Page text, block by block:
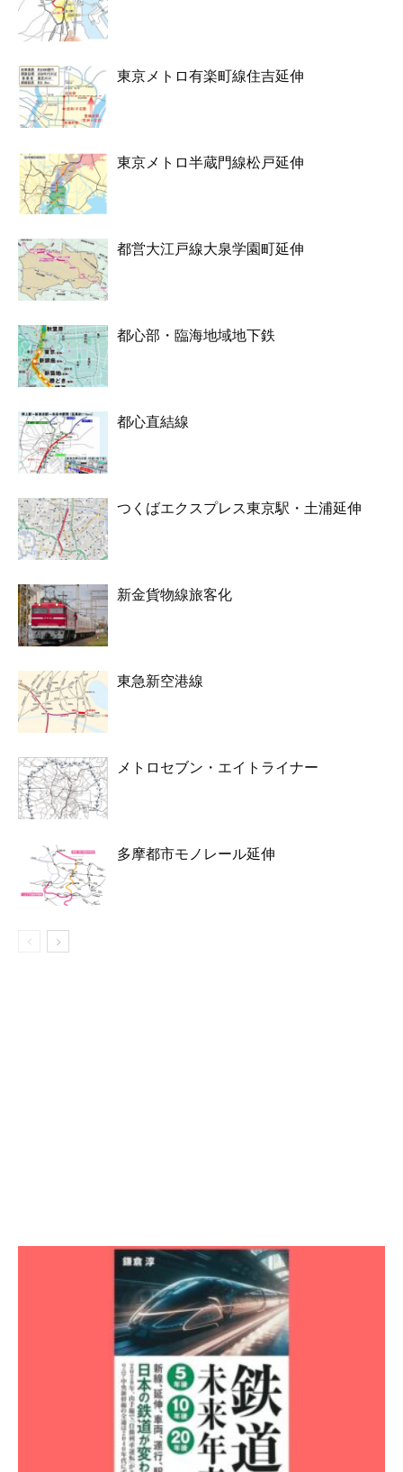
東京メトロ有楽町線住吉延伸
東京メトロ半蔵門線松戸延伸
都営大江戸線大泉学園町延伸
都心部・臨海地域地下鉄
都心直結線
つくばエクスプレス東京駅・土浦延伸
新金貨物線旅客化
東急新空港線
メトロセブン・エイトライナー
多摩都市モノレール延伸